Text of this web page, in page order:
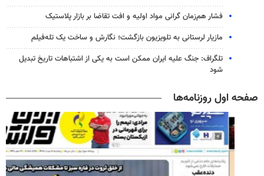
فشار هم‌زمان گرانی مواد اولیه و افت تقاضا بر بازار پلاستیک
مازیار لرستانی به تلویزیون بازگشت؛ نگارش و ساخت یک تله‌فیلم
تلگراف: جنگ علیه ایران ممکن است به یکی از اشتباهات تاریخ تبدیل
شود
صفحه اول روزنامه‌ها